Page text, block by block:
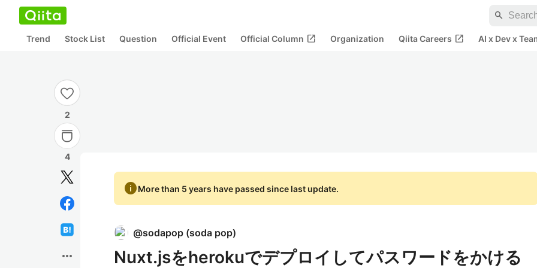
search
Trend Stock List Question Official Event Official Column open_in_new Organization Qiita Careers open_in_new AI x Dev x
2
4
more_horiz
infoMore than 5 years have passed since last update.
@sodapop (soda pop)
Nuxt.jsをherokuでデプロイしてパスワードをかける